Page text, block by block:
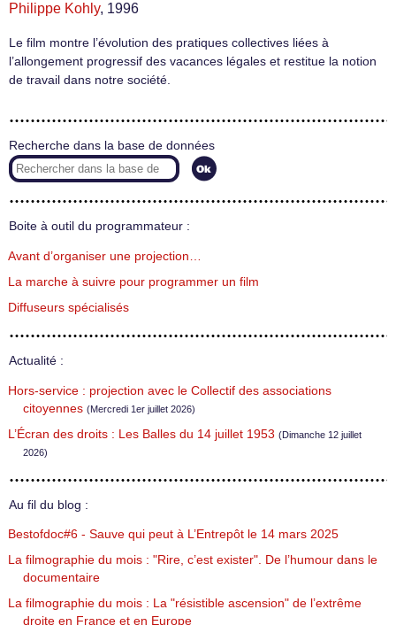
Philippe Kohly, 1996
Le film montre l’évolution des pratiques collectives liées à
l’allongement progressif des vacances légales et restitue la notion
de travail dans notre société.
Recherche dans la base de données
Boite à outil du programmateur :
Avant d’organiser une projection…
La marche à suivre pour programmer un film
Diffuseurs spécialisés
Actualité :
Hors-service : projection avec le Collectif des associations
citoyennes (Mercredi 1er juillet 2026)
L’Écran des droits : Les Balles du 14 juillet 1953 (Dimanche 12 juillet
2026)
Au fil du blog :
Bestofdoc#6 - Sauve qui peut à L’Entrepôt le 14 mars 2025
La filmographie du mois : "Rire, c’est exister". De l’humour dans le
documentaire
La filmographie du mois : La "résistible ascension" de l’extrême
droite en France et en Europe